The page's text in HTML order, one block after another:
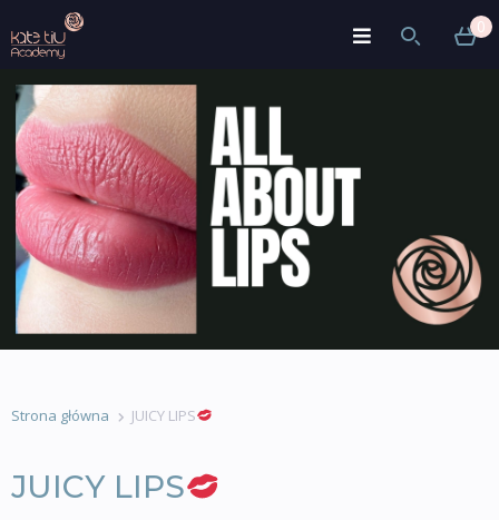
0
Strona główna JUICY LIPS
JUICY LIPS